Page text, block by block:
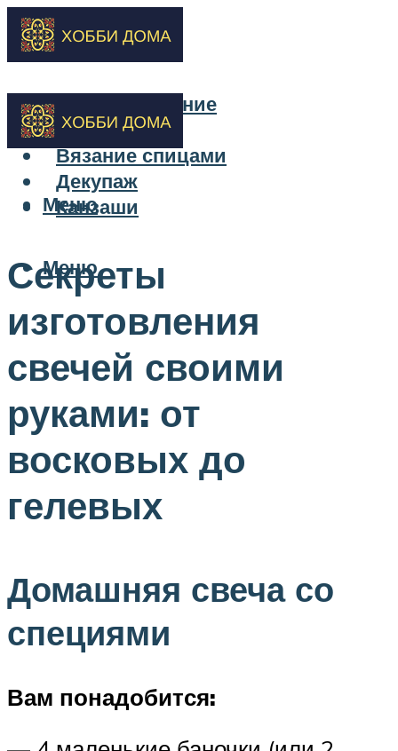
Бисероплетение
Вышивка
Вязание спицами
Декупаж
Канзаши
Меню
Меню
Секреты
изготовления
свечей своими
руками: от
восковых до
гелевых
Домашняя свеча со
специями
Вам понадобится: